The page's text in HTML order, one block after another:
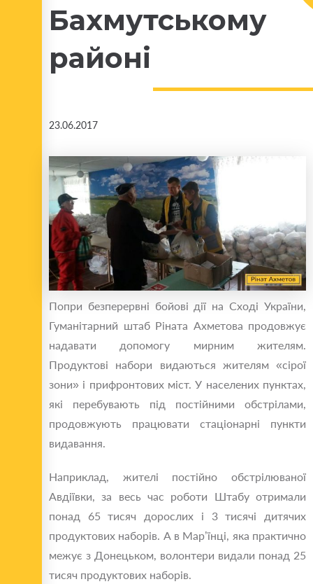
Бахмутському
районі
23.06.2017
Попри безперервні бойові дії на Сході України,
Гуманітарний штаб Ріната Ахметова продовжує
надавати допомогу мирним жителям.
Продуктові набори видаються жителям «сірої
зони» і прифронтових міст. У населених пунктах,
які перебувають під постійними обстрілами,
продовжують працювати стаціонарні пункти
видавання.
Наприклад, жителі постійно обстрілюваної
Авдіївки, за весь час роботи Штабу отримали
понад 65 тисяч дорослих і 3 тисячі дитячих
продуктових наборів. А в Мар’їнці, яка практично
межує з Донецьком, волонтери видали понад 25
тисяч продуктових наборів.